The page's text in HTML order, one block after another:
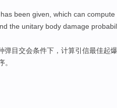
has been given which can compute
the unitary body damage
弹目交会条件下， 计算引信最佳起爆
。